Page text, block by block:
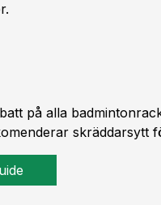
på alla
skräddarsytt